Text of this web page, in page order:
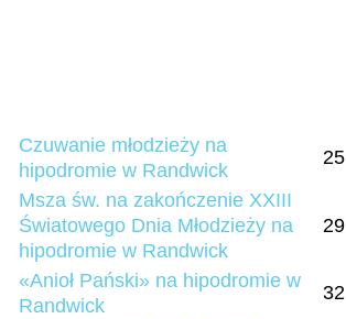
Czuwanie młodzieży na
hipodromie w Randwick
25
Msza św. na zakończenie XXIII
Światowego Dnia Młodzieży na
hipodromie w Randwick
29
«Anioł Pański» na hipodromie w
Randwick
32